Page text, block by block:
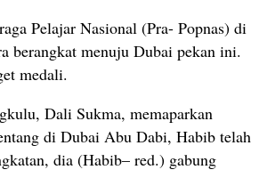
Pelajar Nasional (Pra- Popnas) di
berangkat menuju Dubai pekan ini.
medali.
Dali Sukma, memaparkan
di Dubai Abu Dabi, Habib telah
dia (Habib– red.) gabung